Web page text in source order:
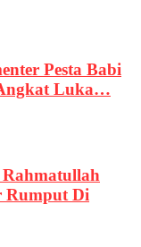
Pesta Babi
Luka…
Rumput Di